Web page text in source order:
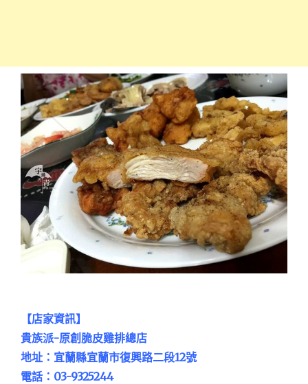
【店家資訊】
貴族派-原創脆皮雞排總店
地址：宜蘭縣宜蘭市復興路二段12號
電話：03-9325244